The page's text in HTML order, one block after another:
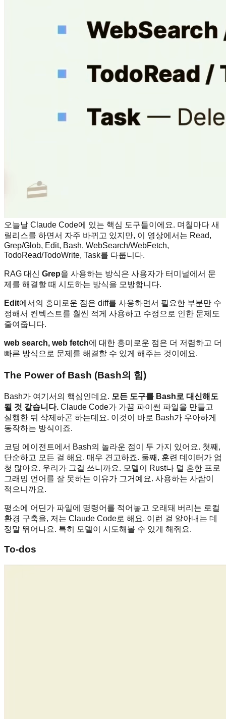
오늘날 Claude Code에 있는 핵심 도구들이에요. 며칠마다 새
릴리스를 하면서 자주 바뀌고 있지만, 이 영상에서는 Read,
Grep/Glob, Edit, Bash, WebSearch/WebFetch,
TodoRead/TodoWrite, Task를 다룹니다.
RAG 대신 Grep을 사용하는 방식은 사용자가 터미널에서 문
제를 해결할 때 시도하는 방식을 모방합니다.
Edit에서의 흥미로운 점은 diff를 사용하면서 필요한 부분만 수
정해서 컨텍스트를 훨씬 적게 사용하고 수정으로 인한 문제도
줄여줍니다.
web search, web fetch에 대한 흥미로운 점은 더 저렴하고 더
빠른 방식으로 문제를 해결할 수 있게 해주는 것이에요.
The Power of Bash (Bash의 힘)
Bash가 여기서의 핵심인데요. 모든 도구를 Bash로 대신해도
될 것 같습니다. Claude Code가 가끔 파이썬 파일을 만들고
실행한 뒤 삭제하곤 하는데요. 이것이 바로 Bash가 우아하게
동작하는 방식이죠.
코딩 에이전트에서 Bash의 놀라운 점이 두 가지 있어요. 첫째,
단순하고 모든 걸 해요. 매우 견고하죠. 둘째, 훈련 데이터가 엄
청 많아요. 우리가 그걸 쓰니까요. 모델이 Rust나 덜 흔한 프로
그래밍 언어를 잘 못하는 이유가 그거예요. 사용하는 사람이
적으니까요.
평소에 어딘가 파일에 명령어를 적어놓고 오래돼 버리는 로컬
환경 구축을, 저는 Claude Code로 해요. 이런 걸 알아내는 데
정말 뛰어나요. 특히 모델이 시도해볼 수 있게 해줘요.
To-dos